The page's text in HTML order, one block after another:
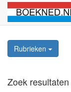
Rubrieken
Zoek resultaten